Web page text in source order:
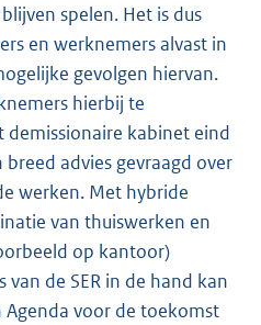
spelen. Het is dus
en werknemers alvast in
gevolgen hiervan.
hierbij te
kabinet eind
breed advies gevraagd over
werken. Met hybride
van thuiswerken en
op kantoor)
de SER in de hand kan
voor de toekomst